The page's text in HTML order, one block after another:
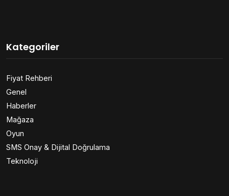
Kategoriler
Fiyat Rehberi
Genel
Haberler
Mağaza
Oyun
SMS Onay & Dijital Doğrulama
Teknoloji